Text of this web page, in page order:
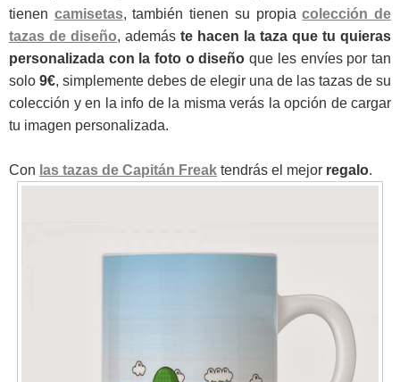
tienen camisetas, también tienen su propiacolección de
tazas de diseño, además te hacen la taza que tu quieras
personalizada con la foto o diseño que les envíes por tan
solo 9€, simplemente debes de elegir una de las tazas de su
colección y en la info de la misma verás la opción de cargar
tu imagen personalizada.
Con las tazas de Capitán Freak tendrás el mejor regalo.